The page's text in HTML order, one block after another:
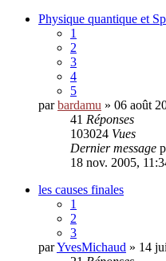
Physique quantique et
1
2
3
4
5
parbardamu » 06 août
41 Réponses
103024 Vues
Dernier message
18 nov. 2005,
les causes finales
1
2
3
parYvesMichaud » 14